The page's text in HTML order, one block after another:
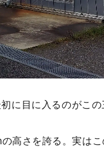
に目に入るのがこ
高さを誇る。実はこ